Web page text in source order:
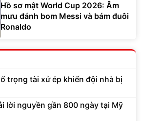
Hồ sơ mật World Cup 2026: Âm
mưu đánh bom Messi và bám đuôi
Ronaldo
trọng tài xử ép khiến đội nhà bị
lời nguyền gần 800 ngày tại Mỹ